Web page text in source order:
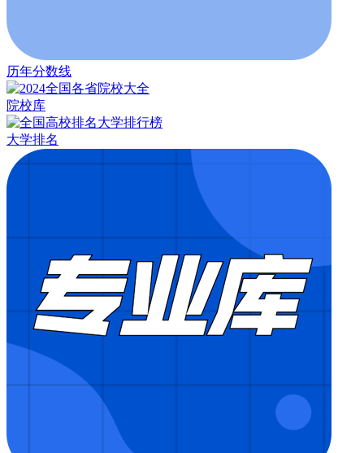
历年分数线
院校库
大学排名